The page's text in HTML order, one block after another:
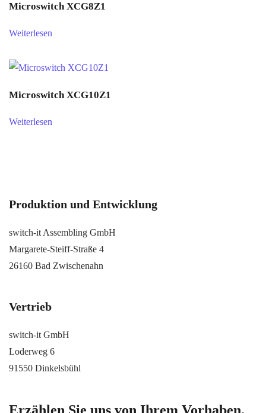
Microswitch XCG8Z1
Weiterlesen
Microswitch XCG10Z1
Weiterlesen
Produktion und Entwicklung
switch-it Assembling GmbH
Margarete-Steiff-Straße 4
26160 Bad Zwischenahn
Vertrieb
switch-it GmbH
Loderweg 6
91550 Dinkelsbühl